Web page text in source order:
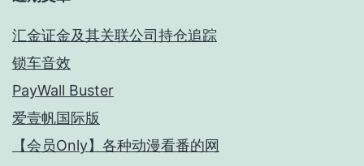
汇金证金及其关联公司持仓追踪
锁车音效
PayWall Buster
爱壹帆国际版
【会员Only】各种动漫看番的网